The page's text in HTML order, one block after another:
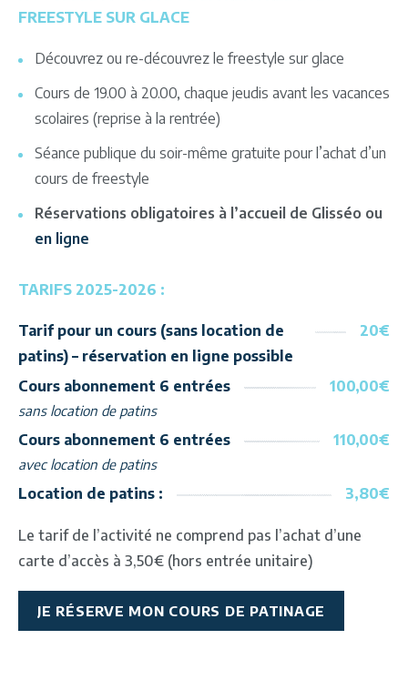
FREESTYLE SUR GLACE
Découvrez ou re-découvrez le freestyle sur glace
Cours de 19.00 à 20.00, chaque jeudis avant les vacances
scolaires (reprise à la rentrée)
Séance publique du soir-même gratuite pour l’achat d’un
cours de freestyle
Réservations obligatoires à l’accueil de Glisséo ou
en ligne
TARIFS 2025-2026 :
Tarif pour un cours (sans location de
patins) – réservation en ligne possible
20€
Cours abonnement 6 entrées
sans location de patins
100,00€
Cours abonnement 6 entrées
avec location de patins
110,00€
Location de patins : 3,80€
Le tarif de l’activité ne comprend pas l’achat d’une
carte d’accès à 3,50€ (hors entrée unitaire)
JE RÉSERVE MON COURS DE PATINAGE